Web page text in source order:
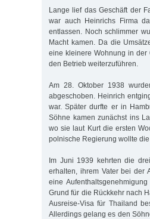
Lange lief das Geschäft der
war auch Heinrichs Firma
entlassen. Noch schlimmer
Macht kamen. Da die
eine kleinere Wohnung in der
den Betrieb weiterzuführen.
Am 28. Oktober 1938
abgeschoben. Heinrich
war. Später durfte er in
Söhne kamen zunächst ins
wo sie laut Kurt die ersten
polnische Regierung wollte
Im Juni 1939 kehrten die
erhalten, ihrem Vater bei der
eine
Grund für die Rückkehr nach
Ausreise-Visa für Thailand
Allerdings gelang es den